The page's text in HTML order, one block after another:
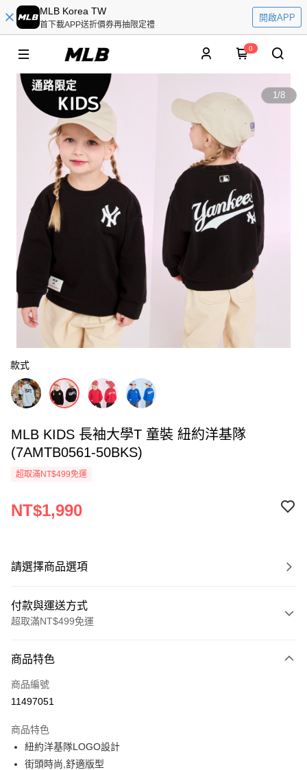
MLB Korea TW
首下載APP送折價券再抽限定禮
開啟APP
0
1/8
款式
MLB KIDS 長袖大學T 童裝 紐約洋基隊
(7AMTB0561-50BKS)
超取滿NT$499免運
NT$1,990
請選擇商品選項
付款與運送方式
超取滿NT$499免運
信用卡一次付款
超商取貨付款
Apple Pay
商品特色
商品編號
11497051
商品特色
紐約洋基隊LOGO設計
街頭時尚,舒適版型